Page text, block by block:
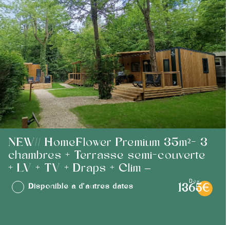
NEW// HomeFlower Premium 35m²- 3
chambres + Terrasse semi-couverte
+ LV + TV + Draps + Clim –
Disponible à d'autres dates
dès
1365€